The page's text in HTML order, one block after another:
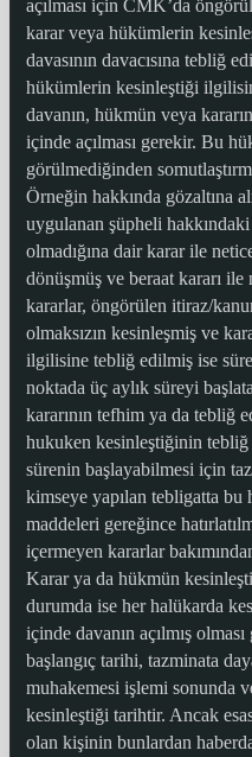
açılması için CMK’da
karar veya hükümlerin
davasının davacısına tebliğ
hükümlerin kesinleştiği
davanın, hükmün veya
içinde açılması gerekir. Bu
görülmediğinden
Örneğin hakkında gözaltına
uygulanan şüpheli
olmadığına dair karar ile
dönüşmüş ve beraat kararı
kararlar, öngörülen itiraz/
olmaksızın kesinleşmiş ve
ilgilisine tebliğ edilmiş ise
noktada üç aylık süreyi
kararının tefhim ya da tebliğ
hukuken kesinleştiğinin tebliğ
sürenin başlayabilmesi için
kimseye yapılan tebligatta
maddeleri gereğince
içermeyen kararlar
Karar ya da hükmün
durumda ise her halükarda
içinde davanın açılmış
başlangıç tarihi, tazminata
muhakemesi işlemi sonunda
kesinleştiği tarihtir. Ancak
olan kişinin bunlardan